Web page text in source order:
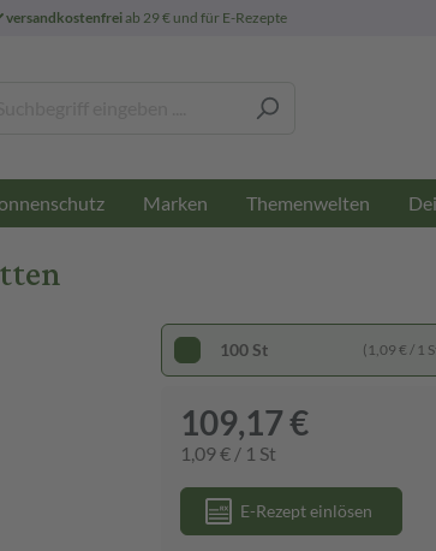
versandkostenfreiab 29 € und für E-Rezepte
Marken Themenwelten
100 St (1,09 € / 1
109,17 €
1,09 € / 1 St
E-Rezept einlösen